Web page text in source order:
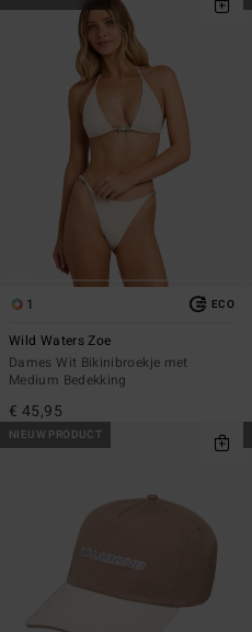
1 ECO
Wild Waters Zoe
Dames Wit Bikinibroekje met
Medium Bedekking
€ 45,95
NIEUW PRODUCT